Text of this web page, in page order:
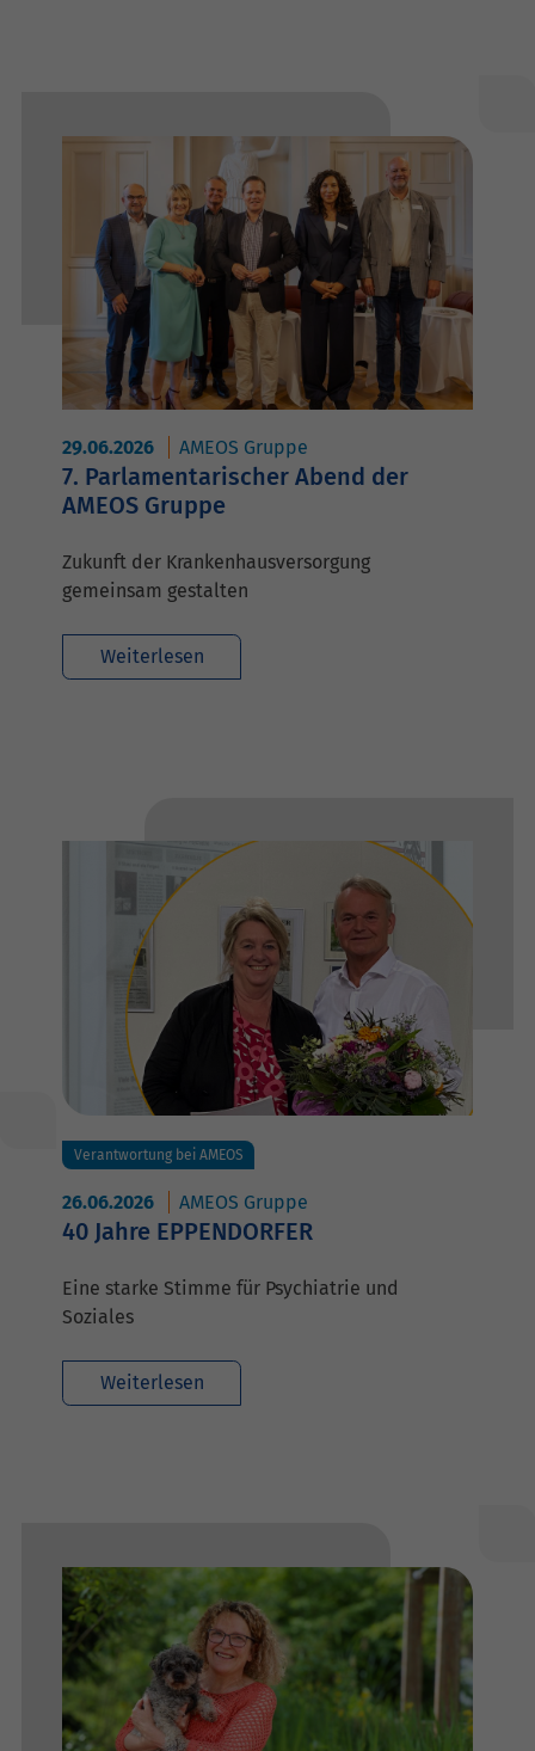
29.06.2026 AMEOS Gruppe
7. Parlamentarischer Abend der
AMEOS Gruppe
Zukunft der Krankenhausversorgung
gemeinsam gestalten
Weiterlesen
Verantwortung bei AMEOS
26.06.2026 AMEOS Gruppe
40 Jahre EPPENDORFER
Eine starke Stimme für Psychiatrie und
Soziales
Weiterlesen